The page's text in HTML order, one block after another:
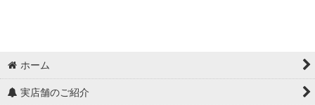
ホーム
実店舗のご紹介